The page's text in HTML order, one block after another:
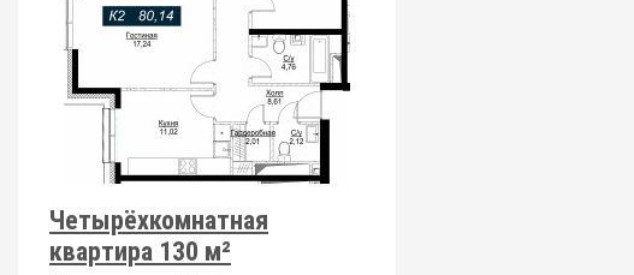
Четырёхкомнатная
квартира 130 м²